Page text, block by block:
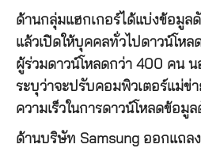
ด้านกลุ่มแฮกเกอร์ได้แบ่งข้อมูล
แล้วเปิดให้บุคคลทั่วไปดาวน์โห
ผู้ร่วมดาวน์โหลดกว่า 400 คน
ระบุว่าจะปรับคอมพิวเตอร์แม่ข่า
ความเร็วในการดาวน์โหลดข้อมู
ด้านบริษัท Samsung ออกแถล